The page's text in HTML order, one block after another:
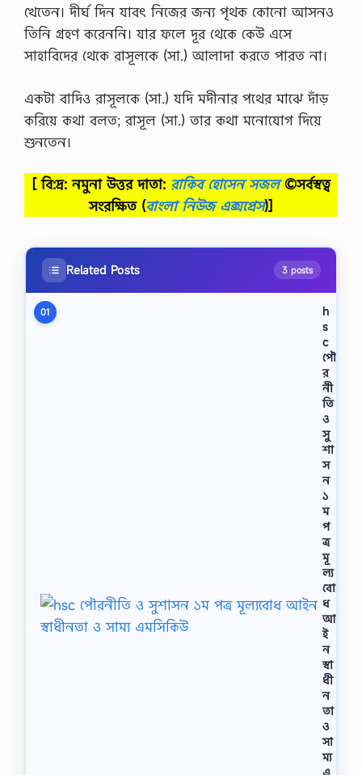
খেতেন। দীর্ঘ দিন যাবৎ নিজের জন্য পৃথক কোনো আসনও
তিনি গ্রহণ করেননি। যার ফলে দূর থেকে কেউ এসে
সাহাবিদের থেকে রাসূলকে (সা.) আলাদা করতে পারত না।
একটা বাদিও রাসূলকে (সা.) যদি মদীনার পথের মাঝে দাঁড়
করিয়ে কথা বলত; রাসূল (সা.) তার কথা মনোযোগ দিয়ে
শুনতেন।
[ বি:দ্র: নমুনা উত্তর দাতা: রাকিব হোসেন সজল©সর্বস্বত্ব
সংরক্ষিত (বাংলা নিউজ এক্সপ্রেস)]
Related Posts 3 posts
01
h
s
c
পৌ
র
নী
তি
ও
সু
শা
স
ন
১
ম
প
ত্র
মূ
ল্য
বো
ধ
আ
ই
ন
স্বা
ধী
ন
তা
ও
সা
ম্য
এ